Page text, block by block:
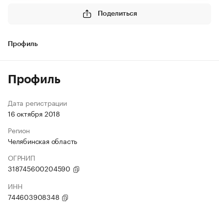
Поделиться
Профиль
Профиль
Дата регистрации
16 октября 2018
Регион
Челябинская область
ОГРНИП
318745600204590
ИНН
744603908348